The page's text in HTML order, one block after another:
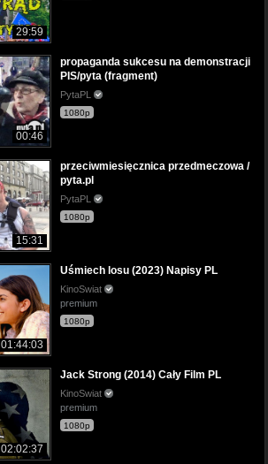
29:59
00:46
propaganda sukcesu na demonstracji
PIS/pyta (fragment)
PytaPL
1080p
15:31
przeciwmiesięcznica przedmeczowa /
pyta.pl
PytaPL
1080p
01:44:03
Uśmiech losu (2023) Napisy PL
KinoSwiat
premium
1080p
02:02:37
Jack Strong (2014) Cały Film PL
KinoSwiat
premium
1080p